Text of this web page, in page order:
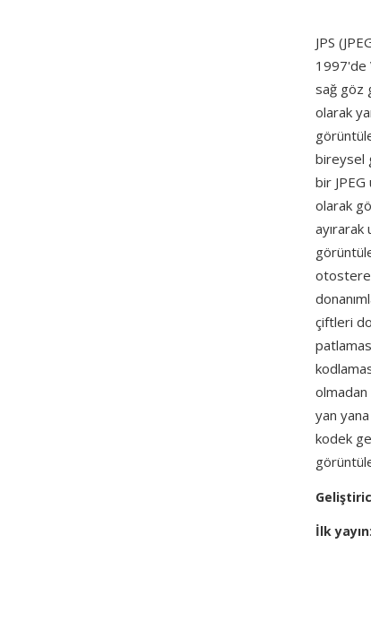
JPS
1997'de
sağ göz
olarak
bireysel
bir
olarak
ayırarak
çiftleri
yan
kodek
İlk yayın